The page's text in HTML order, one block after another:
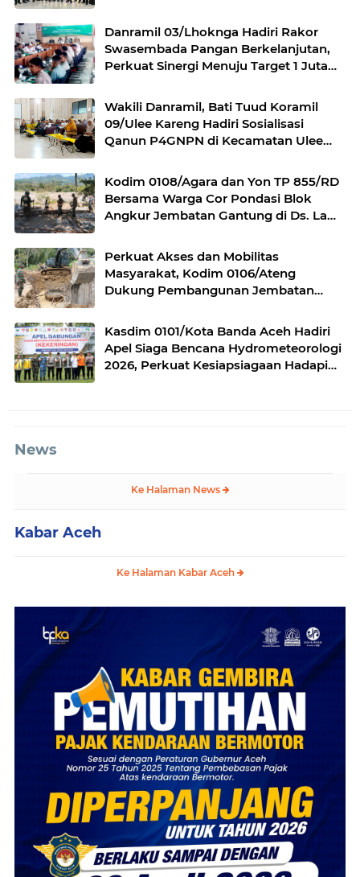
Danramil 03/Lhoknga Hadiri Rakor
Swasembada Pangan Berkelanjutan,
Perkuat Sinergi Menuju Target 1 Juta
Wakili Danramil, Bati Tuud Koramil
09/Ulee Kareng Hadiri Sosialisasi
Qanun P4GNPN di Kecamatan Ulee
Kodim 0108/Agara dan Yon TP 855/RD
Bersama Warga Cor Pondasi Blok
Angkur Jembatan Gantung di Ds. Lawe
Perkuat Akses dan Mobilitas
Masyarakat, Kodim 0106/Ateng
Dukung Pembangunan Jembatan
Kasdim 0101/Kota Banda Aceh Hadiri
Apel Siaga Bencana Hydrometeorologi
2026, Perkuat Kesiapsiagaan Hadapi
News
Ke Halaman News
Kabar Aceh
Ke Halaman Kabar Aceh